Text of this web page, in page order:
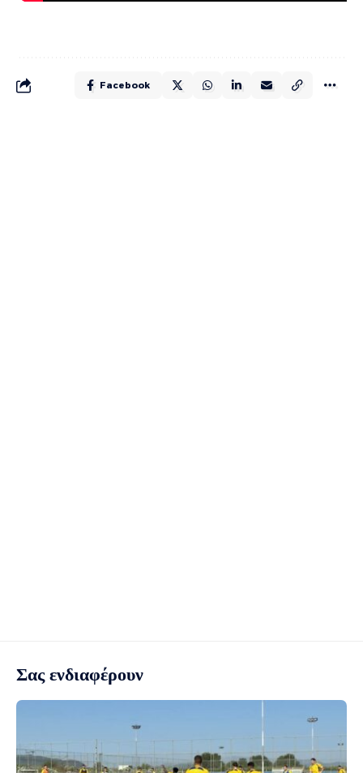
Facebook
Σας ενδιαφέρουν